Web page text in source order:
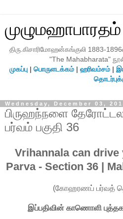
முழுமஹாபாரதம்
திரு.கிசாரிமோஹன்கங்குலி 1883-
"The Mahabharata"
முகப்பு| பொருளடக்கம்| ஹரிவம்சம்|
Wednesday, December 03,
பிருஹந்நளை
பர்வம் பகுதி 36
Vrihannala can
Parva - Section 36 |
(கோஹரணப் பர்வத்
இப்பதிவின் காணொளி